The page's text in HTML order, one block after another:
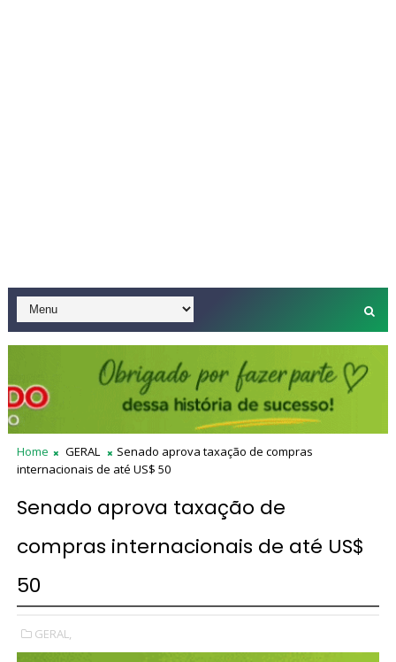
Home GERAL
Senado aprova taxação de compras
internacionais de até US$ 50
Senado aprova taxação de
compras internacionais de até US$
50
GERAL,